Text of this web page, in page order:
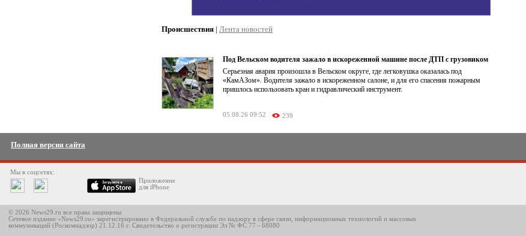
Происшествия | Лента новостей
Под Вельском водителя зажало в искореженной машине после ДТП с грузовиком
Серьезная авария произошла в Вельском округе, где легковушка оказалась под
«КамАЗом». Водителя зажало в искореженном салоне, и для его спасения пожарным
пришлось использовать кран и гидравлический инструмент.
05.08.26 09:52 239
Полная версия сайта
Мы в соцсетях:
Приложение
для iPhone
© 2026 News29.ru все права защищены
Сетевое издание «News29.ru» зарегистрировано в Федеральной службе по надзору в сфере связи, информационных технологий и массовых
коммуникаций (Роскомнадзор) 21.12.16 г. Свидетельство о регистрации Эл № ФС 77 - 68080